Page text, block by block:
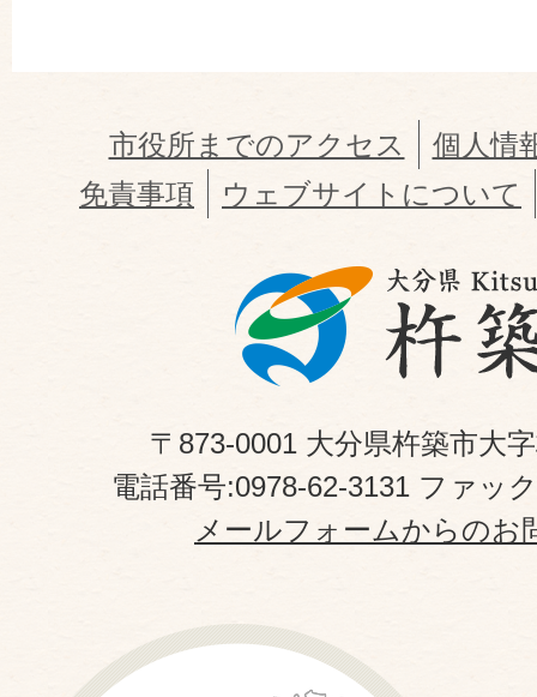
市役所までのアクセス
個人情
免責事項
ウェブサイトについて
〒873-0001 大分県杵築市大
電話番号:0978-62-3131 ファッ
メールフォームからのお